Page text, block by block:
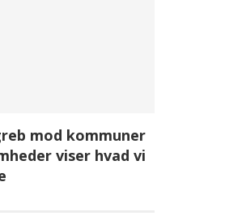
mod kommuner
viser hvad vi